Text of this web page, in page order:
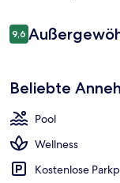
geöffnet. Als weitere
Bewertungen
9,69,6 von 10.
Beliebte
Pool
Wellness
Kostenlose